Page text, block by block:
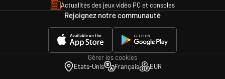
Actualités des jeux vidéo PC et consoles
Rejoignez notre communauté
Gérer les cookies
Etats-Unis
Français EUR